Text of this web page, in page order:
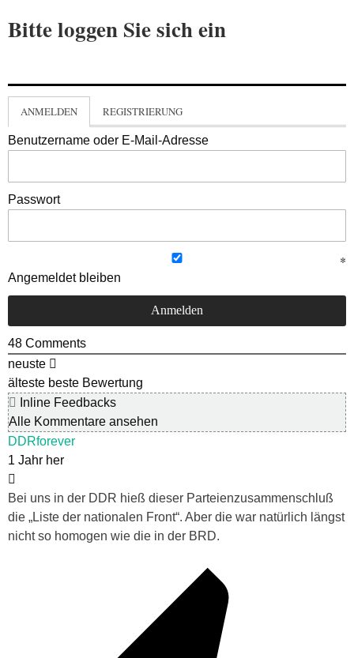
Bitte loggen Sie sich ein
ANMELDEN REGISTRIERUNG
Benutzername oder E-Mail-Adresse
Passwort
Angemeldet bleiben
48 Comments
neuste
älteste beste Bewertung
Inline Feedbacks
Alle Kommentare ansehen
DDRforever
1 Jahr her
Bei uns in der DDR hieß dieser Parteienzusammenschluß
die „Liste der nationalen Front“. Aber die war natürlich längst
nicht so homogen wie die in der BRD.